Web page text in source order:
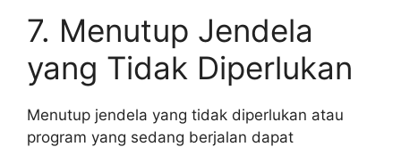
7. Menutup Jendela
yang Tidak Diperlukan
Menutup jendela yang tidak diperlukan atau
program yang sedang berjalan dapat